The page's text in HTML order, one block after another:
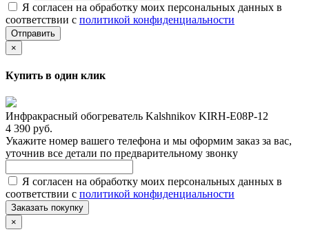
Я согласен на обработку моих персональных данных в
соответствии с политикой конфиденциальности
Отправить
×
Купить в один клик
Инфракрасный обогреватель Kalshnikov KIRH-E08P-12
4 390 руб.
Укажите номер вашего телефона и мы оформим заказ за вас,
уточнив все детали по предварительному звонку
Я согласен на обработку моих персональных данных в
соответствии с политикой конфиденциальности
Заказать покупку
×